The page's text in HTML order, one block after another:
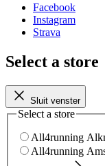
Facebook
Instagram
Strava
Select a store
Sluit venster
Select a store
All4running
All4running